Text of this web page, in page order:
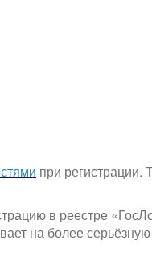
при
в реестре
на более